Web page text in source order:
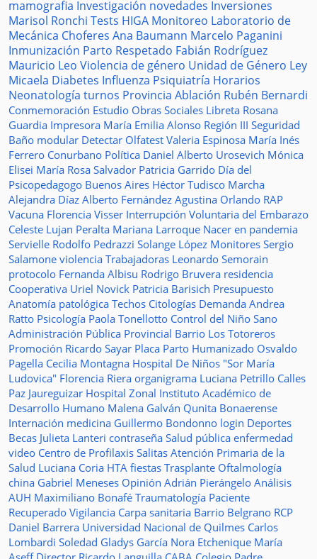
mamografia Investigación novedades Inversiones
Marisol Ronchi Tests HIGA Monitoreo Laboratorio de
Mecánica Choferes Ana Baumann Marcelo Paganini
Inmunización Parto Respetado Fabián Rodríguez
Mauricio Leo Violencia de género Unidad de Género Ley
Micaela Diabetes Influenza Psiquiatría Horarios
Neonatología turnos Provincia Ablación Rubén Bernardi
Conmemoración Estudio Obras Sociales Libreta Rosana
Guardia Impresora María Emilia Alonso Región III Seguridad
Baño modular Detectar Olfatest Valeria Espinosa María Inés
Ferrero Conurbano Política Daniel Alberto Urosevich Mónica
Elisei María Rosa Salvador Patricia Garrido Día del
Psicopedagogo Buenos Aires Héctor Tudisco Marcha
Alejandra Díaz Alberto Fernández Agustina Orlando RAP
Vacuna Florencia Visser Interrupción Voluntaria del Embarazo
Celeste Lujan Peralta Mariana Larroque Nacer en pandemia
Servielle Rodolfo Pedrazzi Solange López Monitores Sergio
Salamone violencia Trabajadoras Leonardo Semorain
protocolo Fernanda Albisu Rodrigo Bruvera residencia
Cooperativa Uriel Novick Patricia Barisich Presupuesto
Anatomía patológica Techos Citologías Demanda Andrea
Ratto Psicología Paola Tonellotto Control del Niño Sano
Administración Pública Provincial Barrio Los Totoreros
Promoción Ricardo Sayar Placa Parto Humanizado Osvaldo
Pagella Cecilia Montagna Hospital De Niños "Sor María
Ludovica" Florencia Riera organigrama Luciana Petrillo Calles
Paz Jaureguizar Hospital Zonal Instituto Académico de
Desarrollo Humano Malena Galván Qunita Bonaerense
Internación medicina Guillermo Bondonno login Deportes
Becas Julieta Lanteri contraseña Salud pública enfermedad
video Centro de Profilaxis Salitas Atención Primaria de la
Salud Luciana Coria HTA fiestas Trasplante Oftalmología
china Gabriel Meneses Opinión Adrián Pierángelo Análisis
AUH Maximiliano Bonafé Traumatología Paciente
Recuperado Vigilancia Carpa sanitaria Barrio Belgrano RCP
Daniel Barrera Universidad Nacional de Quilmes Carlos
Lombardi Soledad Gladys García Nora Etchenique María